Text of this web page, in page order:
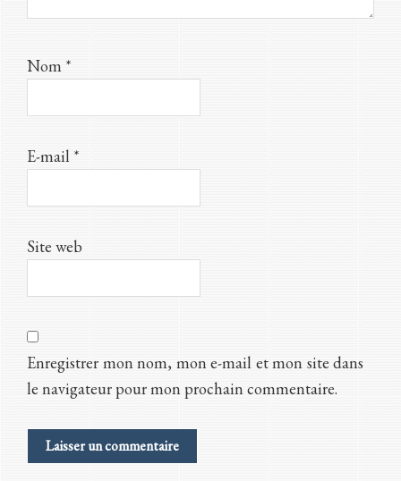
Nom *
E-mail *
Site web
Enregistrer mon nom, mon e-mail et mon site dans
le navigateur pour mon prochain commentaire.